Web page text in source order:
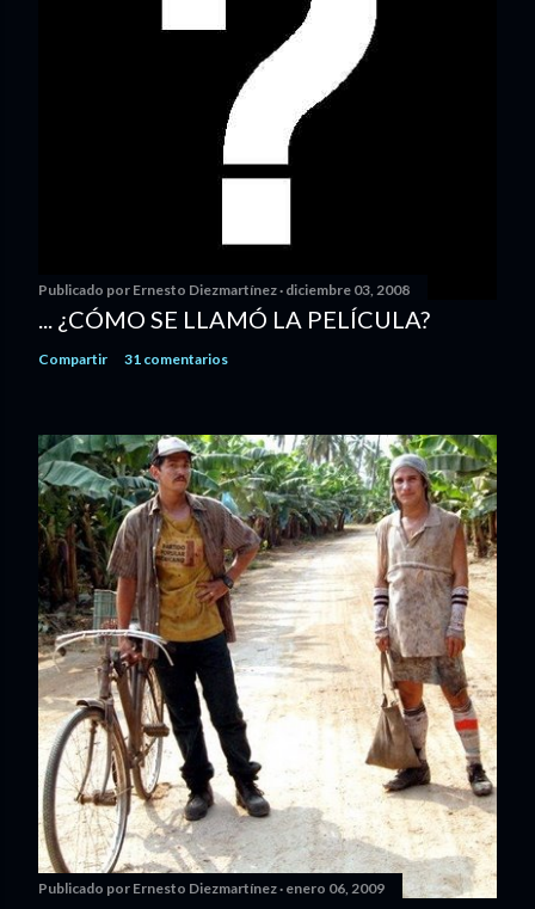
Publicado por Ernesto Diezmartínez diciembre 03, 2008
... ¿CÓMO SE LLAMÓ LA PELÍCULA?
Compartir 31 comentarios
Publicado por Ernesto Diezmartínez enero 06, 2009